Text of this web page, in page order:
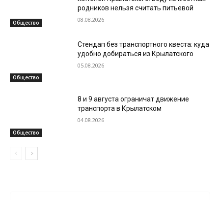
Общество
родников нельзя считать питьевой
08.08.2026
Общество
Стендап без транспортного квеста: куда
удобно добираться из Крылатского
05.08.2026
Общество
8 и 9 августа ограничат движение
транспорта в Крылатском
04.08.2026